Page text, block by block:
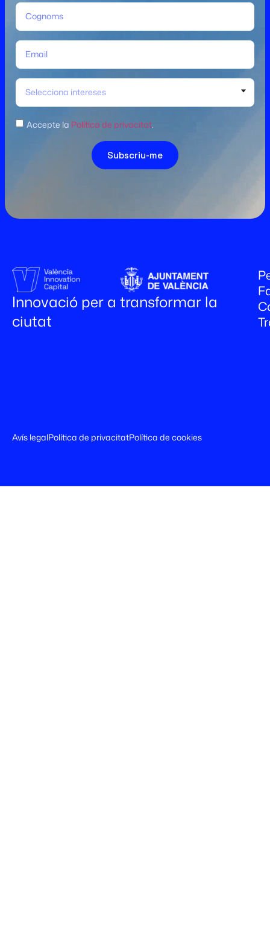
Selecciona intereses
Accepte la Política de privacitat
Subscriu-me
Innovació per a transformar la
ciutat
Avís legalPolítica de privacitatPolítica de cookies